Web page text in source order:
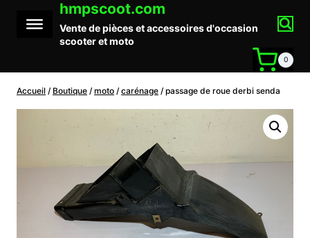
contenu
hmpscoot.com
Vente de pièces et accessoires d'occasion
scooter et moto
0
Accueil / Boutique / moto / carénage / passage de roue derbi senda